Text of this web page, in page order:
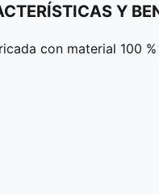
Y
con material 100